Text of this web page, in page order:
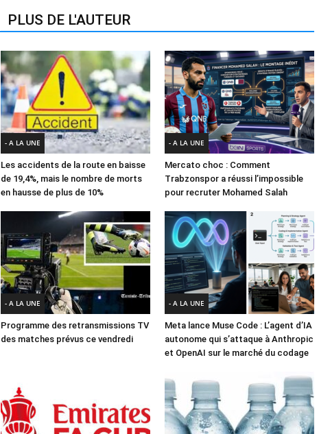
PLUS DE L'AUTEUR
- A LA UNE
Les accidents de la route en baisse
de 19,4%, mais le nombre de morts
en hausse de plus de 10%
- A LA UNE
Mercato choc : Comment
Trabzonspor a réussi l’impossible
pour recruter Mohamed Salah
- A LA UNE
Programme des retransmissions TV
des matches prévus ce vendredi
- A LA UNE
Meta lance Muse Code : L’agent d’IA
autonome qui s’attaque à Anthropic
et OpenAI sur le marché du codage